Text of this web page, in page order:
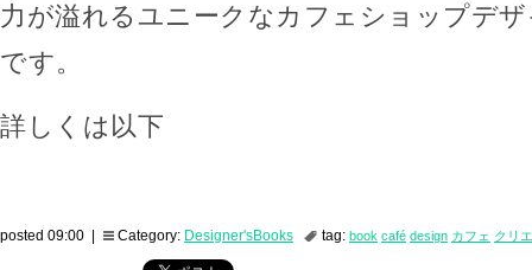
力が溢れるユニークなカフェショップデ
です。
詳しくは以下
posted 09:00 | Category: Designer'sBooks tag: book café design カフェ クリ